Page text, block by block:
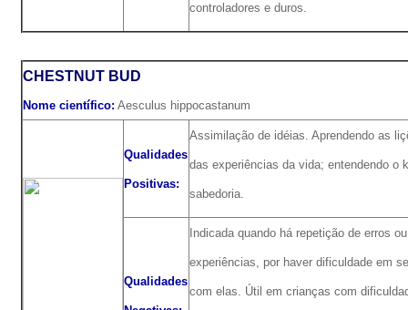
controladores e duros.
CHESTNUT BUD
Nome científico: Aesculus hippocastanum
Qualidades
Positivas:
Assimilação de idéias. Aprendendo as
das experiências da vida; entendendo o
sabedoria.
Qualidades
Indicada quando há repetição de erros ou
experiências, por haver dificuldade em
com elas. Útil em crianças com